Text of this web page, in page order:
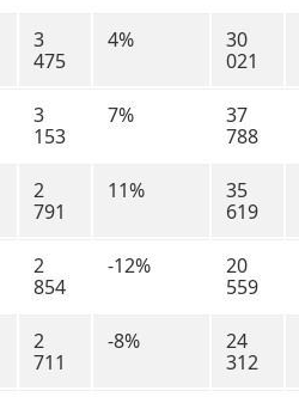
3
475
4%
30
021
3
153
7%
37
788
2
791
11%
35
619
2
854
-12%
20
559
2
711
-8%
24
312